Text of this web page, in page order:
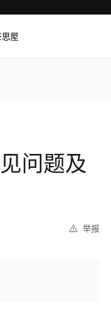
思屋
问题及
举报